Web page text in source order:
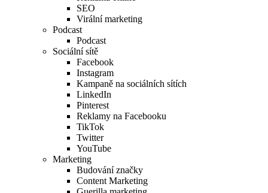
SEO
Virální marketing
Podcast
Podcast
Sociální sítě
Facebook
Instagram
Kampaně na sociálních sítích
LinkedIn
Pinterest
Reklamy na Facebooku
TikTok
Twitter
YouTube
Marketing
Budování značky
Content Marketing